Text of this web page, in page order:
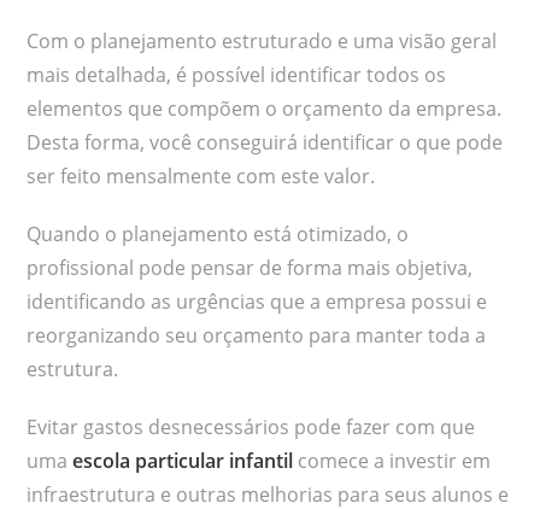
Com o planejamento estruturado e uma visão geral
mais detalhada, é possível identificar todos os
elementos que compõem o orçamento da empresa.
Desta forma, você conseguirá identificar o que pode
ser feito mensalmente com este valor.
Quando o planejamento está otimizado, o
profissional pode pensar de forma mais objetiva,
identificando as urgências que a empresa possui e
reorganizando seu orçamento para manter toda a
estrutura.
Evitar gastos desnecessários pode fazer com que
umaescola particular infantil comece a investir em
infraestrutura e outras melhorias para seus alunos e